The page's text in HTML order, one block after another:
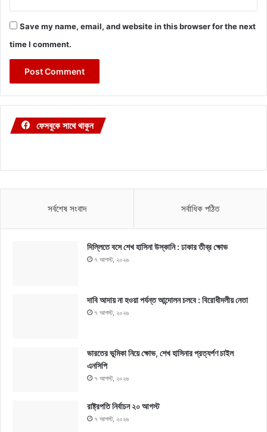
Save my name, email, and website in this browser for the next
time I comment.
ফেসবুকে সাথে থাকুন
সর্বশেষ সংবাদ সর্বাধিক পঠিত
দিল্লিতে বসে শেখ হাসিনা উস্কানি : ঢাকার তীব্র ক্ষোভ
৭ আগস্ট, ২০২৬
দাবি আদায় না হওয়া পর্যন্ত আন্দোলন চলবে : বিরোধীদলীয় নেতা
৭ আগস্ট, ২০২৬
ভারতের ভূমিকা নিয়ে ক্ষোভ, শেখ হাসিনার প্রত্যর্পণ চাইল
এনসিপি
৭ আগস্ট, ২০২৬
রাষ্ট্রপতি নির্বাচন ২০ আগস্ট
৭ আগস্ট, ২০২৬